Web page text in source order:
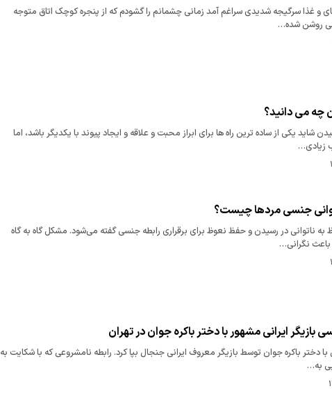
و غذا سرگیجه شدیدی سراغم آمد زمانی چشمانم را گشودم که از پنجره کوچک اتاق متوجه
روشن شده…
چه می دانید؟
شاید یکی از ساده ترین راه ها برای ابراز محبت و علاقه و ایجاد پیوند با یکدیگر باشد، اما
زیادی…
جنسی مردها چیست؟
به ناتوانی در رسیدن و حفظ نعوظ برای برقراری رابطه جنسی گفته می‌شود. مشکل گاه به گاه
باعث نگرانی…
بازیگر ایرانی مشهور با دختر باکره جوان در تهران
دختر باکره جوان توسط بازیگر معروف ایرانی جنجال بپا کرد. رابطه نامشروعی که با شکایت به
به…